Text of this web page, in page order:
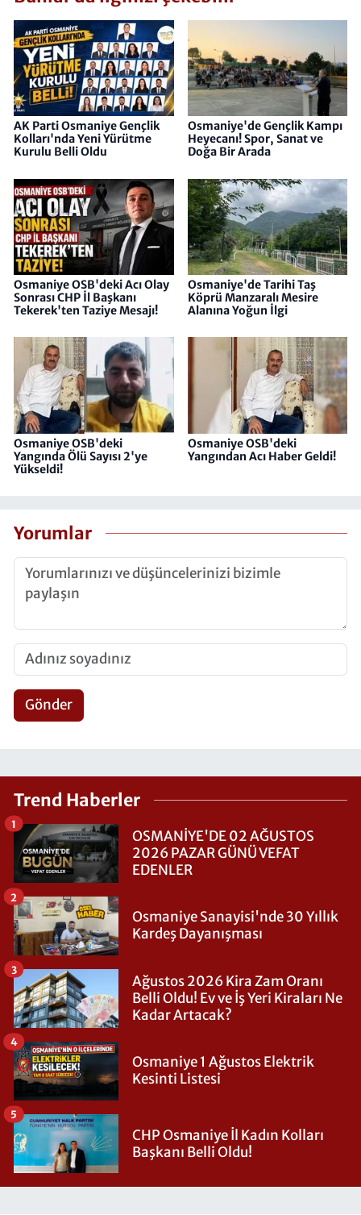
AK Parti Osmaniye Gençlik
Kolları'nda Yeni Yürütme
Kurulu Belli Oldu
Osmaniye'de Gençlik Kampı
Heyecanı! Spor, Sanat ve
Doğa Bir Arada
Osmaniye OSB'deki Acı Olay
Sonrası CHP İl Başkanı
Tekerek'ten Taziye Mesajı!
Osmaniye'de Tarihi Taş
Köprü Manzaralı Mesire
Alanına Yoğun İlgi
Osmaniye OSB'deki
Yangında Ölü Sayısı 2'ye
Yükseldi!
Osmaniye OSB'deki
Yangından Acı Haber Geldi!
Yorumlar
Gönder
Trend Haberler
OSMANİYE'DE 02 AĞUSTOS
2026 PAZAR GÜNÜ VEFAT
EDENLER
1
Osmaniye Sanayisi'nde 30 Yıllık
Kardeş Dayanışması
2
Ağustos 2026 Kira Zam Oranı
Belli Oldu! Ev ve İş Yeri Kiraları Ne
Kadar Artacak?
3
Osmaniye 1 Ağustos Elektrik
Kesinti Listesi
4
CHP Osmaniye İl Kadın Kolları
Başkanı Belli Oldu!
5